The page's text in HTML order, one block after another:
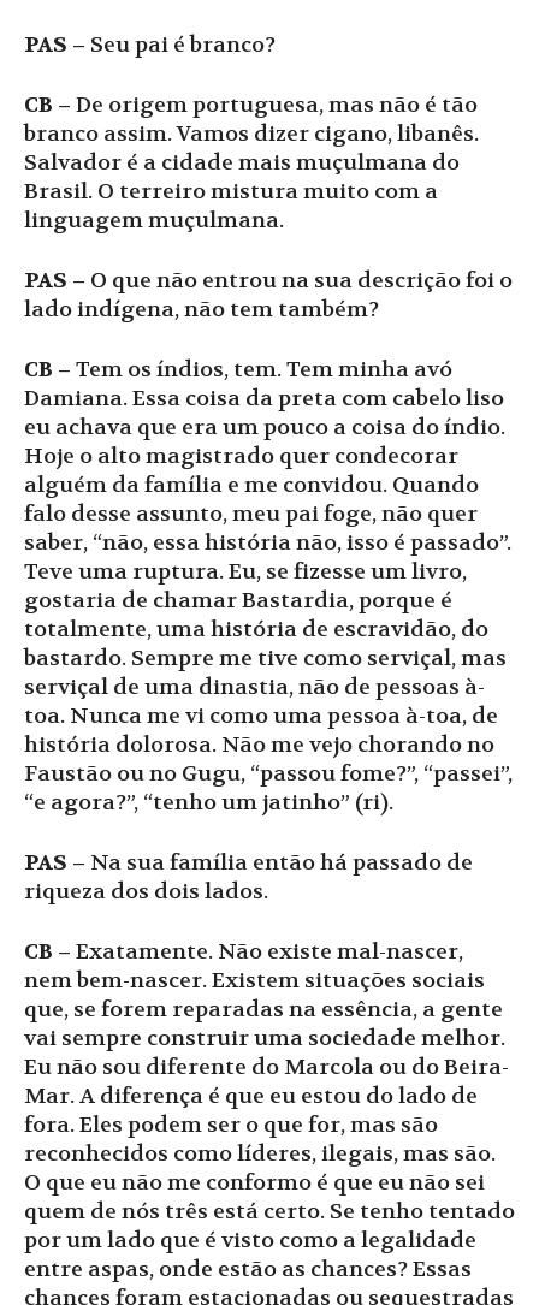
PAS – Seu pai é branco?
CB – De origem portuguesa, mas não é tão
branco assim. Vamos dizer cigano, libanês.
Salvador é a cidade mais muçulmana do
Brasil. O terreiro mistura muito com a
linguagem muçulmana.
PAS – O que não entrou na sua descrição foi o
lado indígena, não tem também?
CB – Tem os índios, tem. Tem minha avó
Damiana. Essa coisa da preta com cabelo liso
eu achava que era um pouco a coisa do índio.
Hoje o alto magistrado quer condecorar
alguém da família e me convidou. Quando
falo desse assunto, meu pai foge, não quer
saber, “não, essa história não, isso é passado”.
Teve uma ruptura. Eu, se fizesse um livro,
gostaria de chamar Bastardia, porque é
totalmente, uma história de escravidão, do
bastardo. Sempre me tive como serviçal, mas
serviçal de uma dinastia, não de pessoas à-
toa. Nunca me vi como uma pessoa à-toa, de
história dolorosa. Não me vejo chorando no
Faustão ou no Gugu, “passou fome?”, “passei”,
“e agora?”, “tenho um jatinho” (ri).
PAS – Na sua família então há passado de
riqueza dos dois lados.
CB – Exatamente. Não existe mal-nascer,
nem bem-nascer. Existem situações sociais
que, se forem reparadas na essência, a gente
vai sempre construir uma sociedade melhor.
Eu não sou diferente do Marcola ou do Beira-
Mar. A diferença é que eu estou do lado de
fora. Eles podem ser o que for, mas são
reconhecidos como líderes, ilegais, mas são.
O que eu não me conformo é que eu não sei
quem de nós três está certo. Se tenho tentado
por um lado que é visto como a legalidade
entre aspas, onde estão as chances? Essas
chances foram estacionadas ou sequestradas